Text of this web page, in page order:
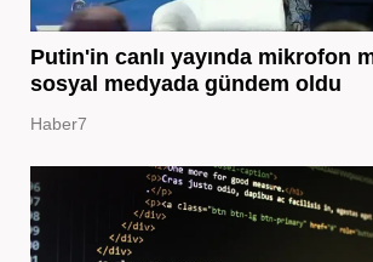
Putin'in canlı yayında mikrofon
sosyal medyada gündem oldu
Haber7